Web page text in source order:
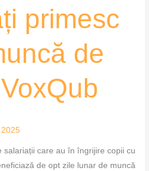
primesc
de
salariații care au în îngrijire copii cu
de opt zile lunar de muncă